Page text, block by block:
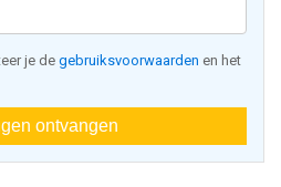
je de gebruiksvoorwaarden en het
ontvangen